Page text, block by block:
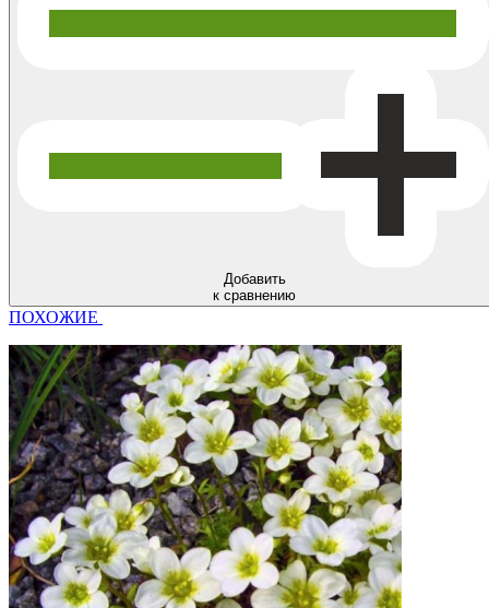
Добавить
к сравнению
ПОХОЖИЕ